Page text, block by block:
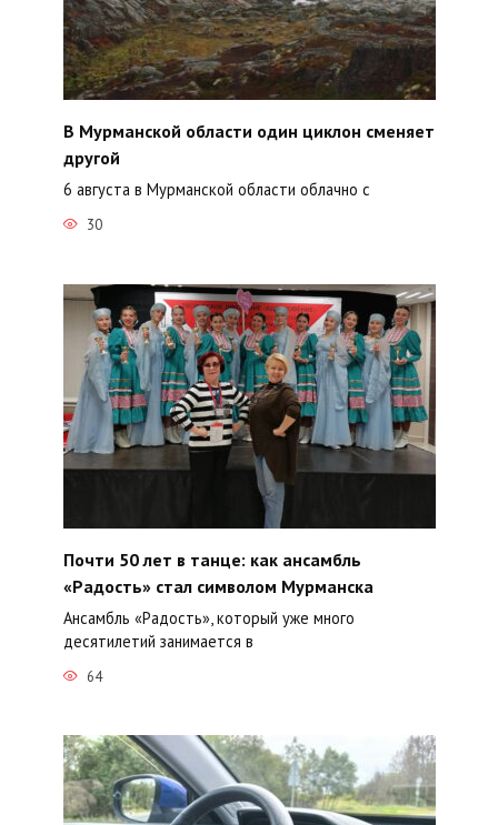
В Мурманской области один циклон сменяет
другой
6 августа в Мурманской области облачно с
30
Почти 50 лет в танце: как ансамбль
«Радость» стал символом Мурманска
Ансамбль «Радость», который уже много
десятилетий занимается в
64